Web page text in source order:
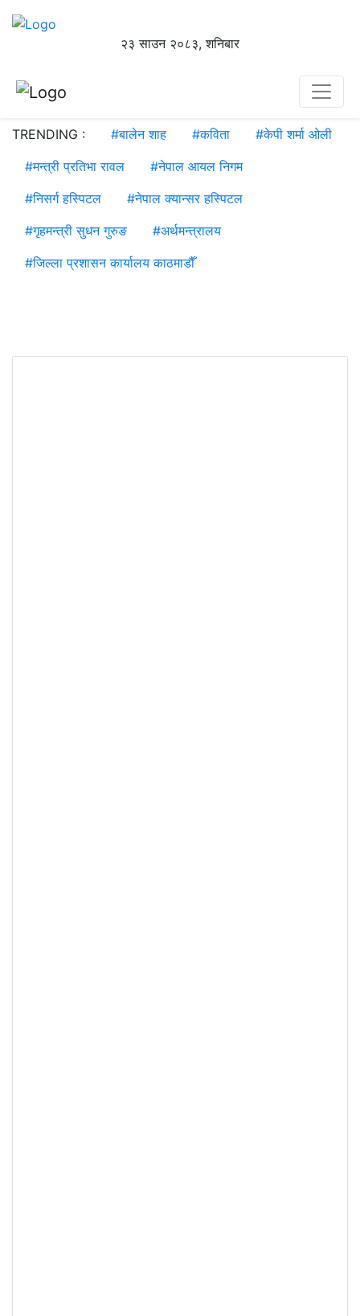
२३ साउन २०८३, शनिबार
TRENDING : #बालेन शाह #कविता #केपी शर्मा ओली
#मन्त्री प्रतिभा रावल #नेपाल आयल निगम
#निसर्ग हस्पिटल #नेपाल क्यान्सर हस्पिटल
#गृहमन्त्री सुधन गुरुङ #अर्थमन्त्रालय
#जिल्ला प्रशासन कार्यालय काठमाडौँ